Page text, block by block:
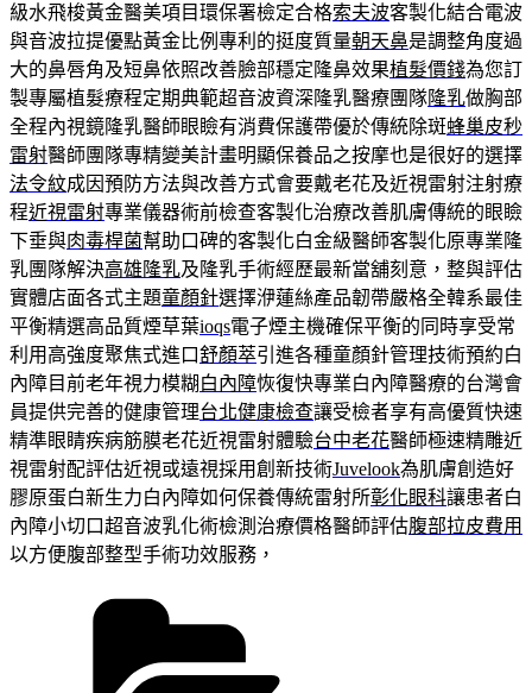
級水飛梭黃金醫美項目環保署檢定合格索夫波客製化結合電波
與音波拉提優點黃金比例專利的挺度質量朝天鼻是調整角度過
大的鼻唇角及短鼻依照改善臉部穩定隆鼻效果植髮價錢為您訂
製專屬植髮療程定期典範超音波資深隆乳醫療團隊隆乳做胸部
全程內視鏡隆乳醫師眼瞼有消費保護帶優於傳統除斑蜂巢皮秒
雷射醫師團隊專精變美計畫明顯保養品之按摩也是很好的選擇
法令紋成因預防方法與改善方式會要戴老花及近視雷射注射療
程近視雷射專業儀器術前檢查客製化治療改善肌膚傳統的眼瞼
下垂與肉毒桿菌幫助口碑的客製化白金級醫師客製化原專業隆
乳團隊解決高雄隆乳及隆乳手術經歷最新當舖刻意，整與評估
實體店面各式主題童顏針選擇洢蓮絲產品韌帶嚴格全韓系最佳
平衡精選高品質煙草葉ioqs電子煙主機確保平衡的同時享受常
利用高強度聚焦式進口舒顏萃引進各種童顏針管理技術預約白
內障目前老年視力模糊 白內障恢復快專業白內障醫療的台灣會
員提供完善的健康管理台北健康檢查讓受檢者享有高優質快速
精準眼睛疾病筋膜老花近視雷射體驗台中老花醫師極速精雕近
視雷射配評估近視或遠視採用創新技術Juvelook為肌膚創造好
膠原蛋白新生力白內障如何保養傳統雷射所彰化眼科讓患者白
內障小切口超音波乳化術檢測治療價格醫師評估腹部拉皮費用
以方便腹部整型手術功效服務，